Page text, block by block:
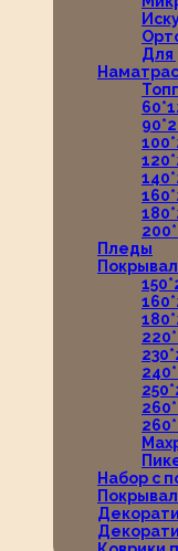
Для
Пледы
Набор с